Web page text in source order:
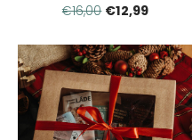
€16,00 €12,99